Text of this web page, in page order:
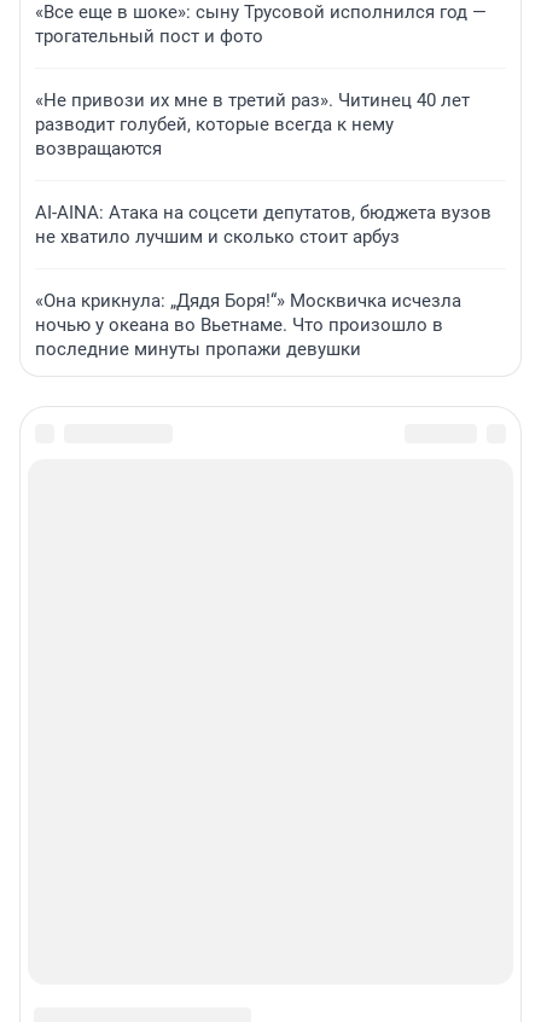
«Все еще в шоке»: сыну Трусовой исполнился год —
трогательный пост и фото
«Не привози их мне в третий раз». Читинец 40 лет
разводит голубей, которые всегда к нему
возвращаются
AI-AINA: Атака на соцсети депутатов, бюджета вузов
не хватило лучшим и сколько стоит арбуз
«Она крикнула: „Дядя Боря!“» Москвичка исчезла
ночью у океана во Вьетнаме. Что произошло в
последние минуты пропажи девушки